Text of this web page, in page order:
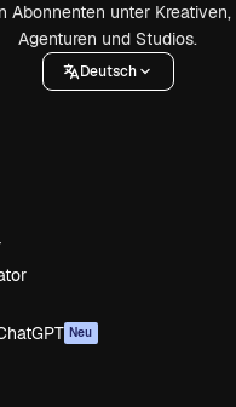
Abonnenten unter Kreativen,
Agenturen und Studios.
Deutsch
Neu